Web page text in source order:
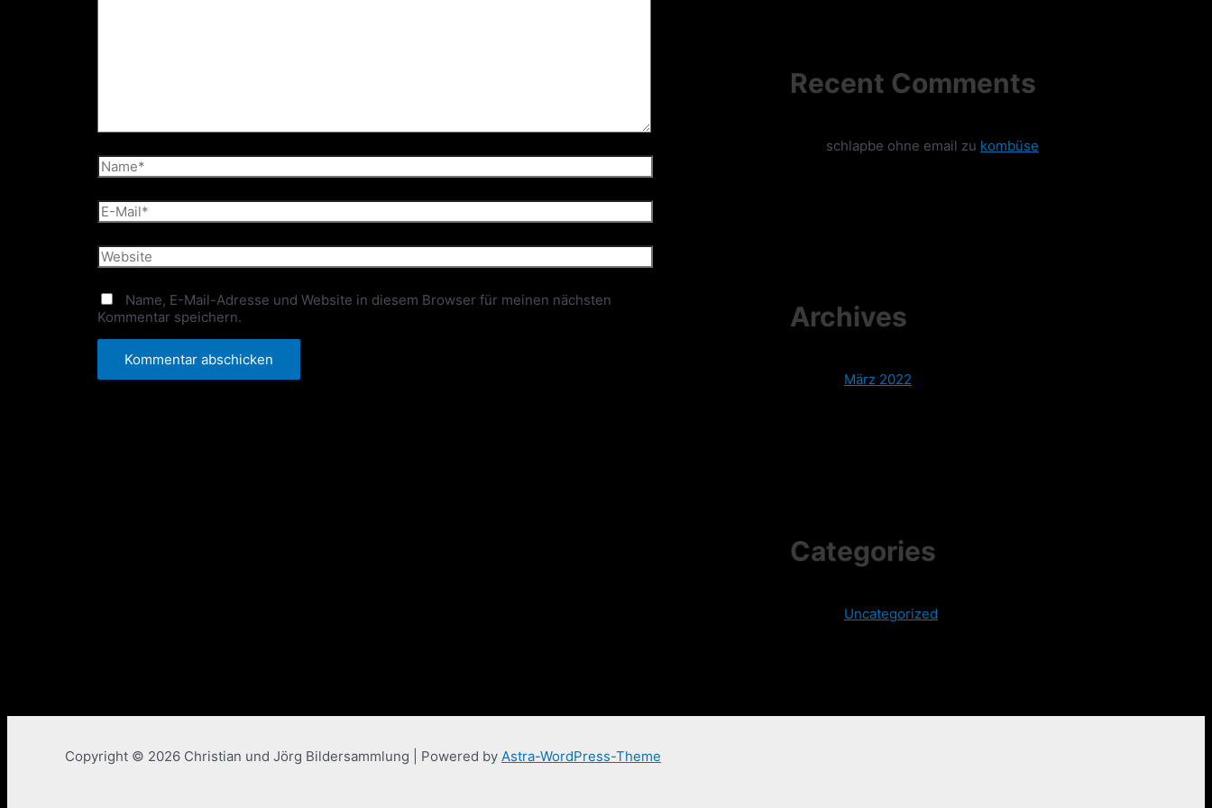
Name*
E-
Mail*
Website
Name, E-Mail-Adresse und Website in diesem Browser für meinen nächsten
Kommentar speichern.
Recent Comments
schlapbe ohne email zu kombüse
Archives
März 2022
Categories
Uncategorized
Copyright © 2026 Christian und Jörg Bildersammlung | Powered by Astra-WordPress-Theme